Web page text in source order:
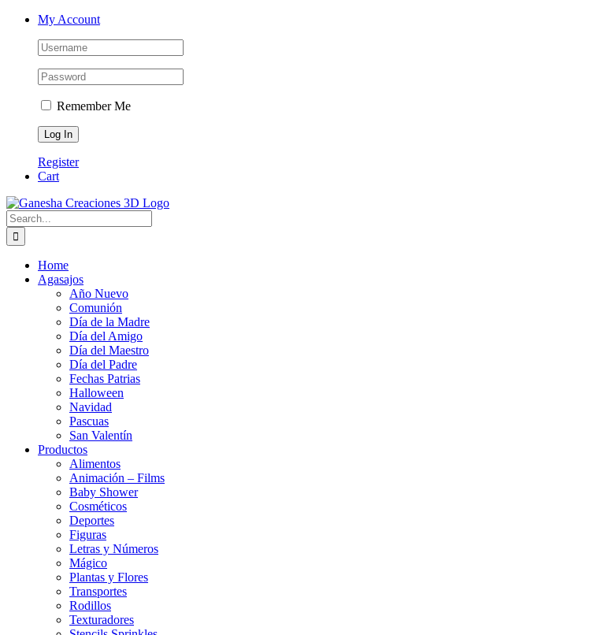
Skip
Facebook
Instagram
Email
Phone My Account
Remember Me
Register
Cart
Search
for:
Home
Agasajos
Año Nuevo
Comunión
Día de la Madre
Día del Amigo
Día del Maestro
Día del Padre
Fechas Patrias
Halloween
Navidad
Pascuas
San Valentín
Productos
Alimentos
Animación – Films
Baby Shower
Cosméticos
Deportes
Figuras
Letras y Números
Mágico
Plantas y Flores
Transportes
Rodillos
Texturadores